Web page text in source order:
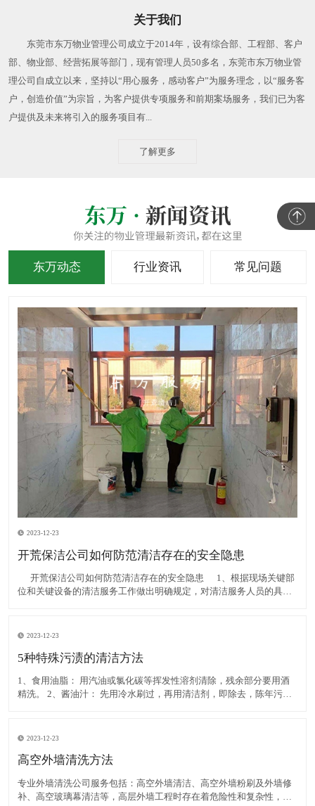
关于我们
东莞市东万物业管理公司成立于2014年，设有综合部、工程部、客户
部、物业部、经营拓展等部门，现有管理人员50多名，东莞市东万物业管
理公司自成立以来，坚持以“用心服务，感动客户”为服务理念，以“服务客
户，创造价值”为宗旨，为客户提供专项服务和前期案场服务，我们已为客
户提供及未来将引入的服务项目有...
了解更多
东万动态 行业资讯 常见问题
2023-12-23
开荒保洁公司如何防范清洁存在的安全隐患
​ 开荒保洁公司如何防范清洁存在的安全隐患 1、根据现场关键部
位和关键设备的清洁服务工作做出明确规定，对清洁服务人员的具体
2023-12-23
5种特殊污渍的清洁方法
1、食用油脂： 用汽油或氯化碳等挥发性溶剂清除，残余部分要用酒
精洗。 2、酱油汁： 先用冷水刷过，再用清洁剂，即除去，陈年污汁
2023-12-23
高空外墙清洗方法
专业外墙清洗公司服务包括：高空外墙清洁、高空外墙粉刷及外墙修
补、高空玻璃幕清洁等，高层外墙工程时存在着危险性和复杂性，所